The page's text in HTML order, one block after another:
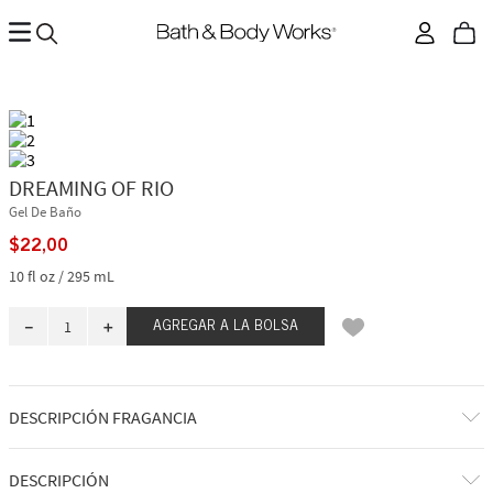
DREAMING OF RIO
Gel De Baño
$22,00
10 fl oz / 295 mL
＋
－ AGREGAR A LA BOLSA
DESCRIPCIÓN FRAGANCIA
Viajamos a las vibrantes calles de Río de Janeiro y nos sumergimos en
las vistas, los sonidos y los aromas de Brasil. Con la experiencia de
DESCRIPCIÓN